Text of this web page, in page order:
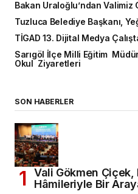
Bakan Uraloğlu’ndan Valimiz
Tuzluca Belediye Başkanı,
TİGAD 13. Dijital Medya
Sarıgöl İlçe Milli Eğitim
Okul Ziyaretleri
SON HABERLER
Vali Gökmen Çiçek, ERVA Spor Kulüplerinin
Hâmileriyle Bir